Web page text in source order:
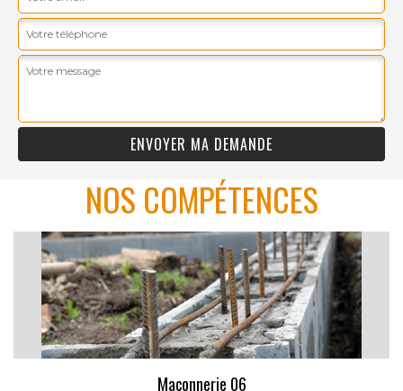
NOS COMPÉTENCES
Maçonnerie 06